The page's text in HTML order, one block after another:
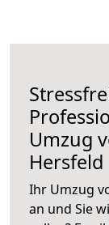
Umzug
Hersfeld
Ihr Umzug
an und Sie